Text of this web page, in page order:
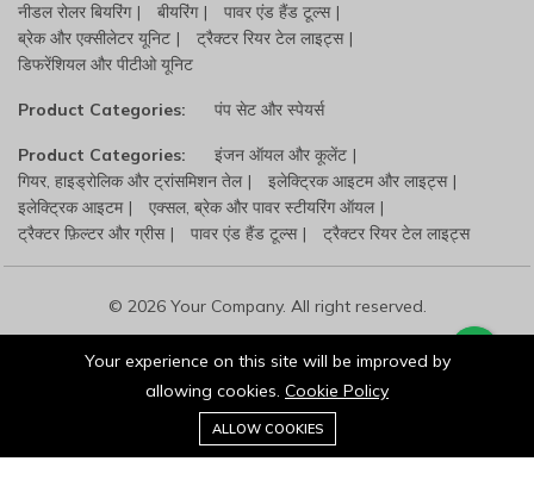
नीडल रोलर बियरिंग
बीयरिंग
पावर एंड हैंड टूल्स
ब्रेक और एक्सीलेटर यूनिट
ट्रैक्टर रियर टेल लाइट्स
डिफरेंशियल और पीटीओ यूनिट
Product Categories: पंप सेट और स्पेयर्स
Product Categories:
इंजन ऑयल और कूलेंट
गियर, हाइड्रोलिक और ट्रांसमिशन तेल
इलेक्ट्रिक आइटम और लाइट्स
इलेक्ट्रिक आइटम
एक्सल, ब्रेक और पावर स्टीयरिंग ऑयल
ट्रैक्टर फ़िल्टर और ग्रीस
पावर एंड हैंड टूल्स ट्रैक्टर रियर टेल लाइट्स
© 2026 Your Company. All right reserved.
0
Cart
Your experience on this site will be improved by
allowing cookies. Cookie Policy
ALLOW COOKIES